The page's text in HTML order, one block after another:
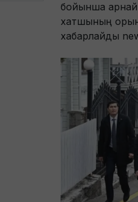
бойынша
хатшының
хабарлайды